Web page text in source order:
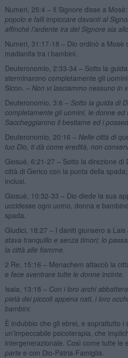
Numeri, 25:4 – Il Signore disse a Mosè
popolo e falli impiccare davanti al
affinché l’ardente ira del Signore sia
Numeri, 31:17-18 – Dio ordinò a Mosè
madianita tra i bambini
Deuteronomio, 2:33-34 – Sotto la
sterminarono completamente gli
Sicon. – Non vi lasciammo nessuno in
Deuteronomio, 3:6 – Sotto la guida di
completamente gli uomini, le donne ed
Saccheggiarono il bestiame ed i
Deuteronomio, 20:16 – Nelle città di
tuo Dio, ti dà come eredità, non
Giosuè, 6:21-27 – Sotto la direzione di
città di Gerico con la punta della
inclusi.
Giosuè, 10:32-33 – Dio diede la sua
uccidesse ogni uomo, donna e
spada.
Giudici, 18:27 – I daniti giunsero a Lais
stava tranquillo e senza timori; lo
la città alle fiamme.
2 Re, 15:16 – Menachem attaccò la
e fece sventrare tutte le donne incinte
Isaia, 13:18 – Con i loro archi
pietà dei piccoli appena nati, i loro
bambini.
È indubbio che gli ebrei, e soprattutto i
un’impeccabile psicoterapia, che
intergenerazionale. Così come tutte le
parte e con Dio-Patria-Famiglia.